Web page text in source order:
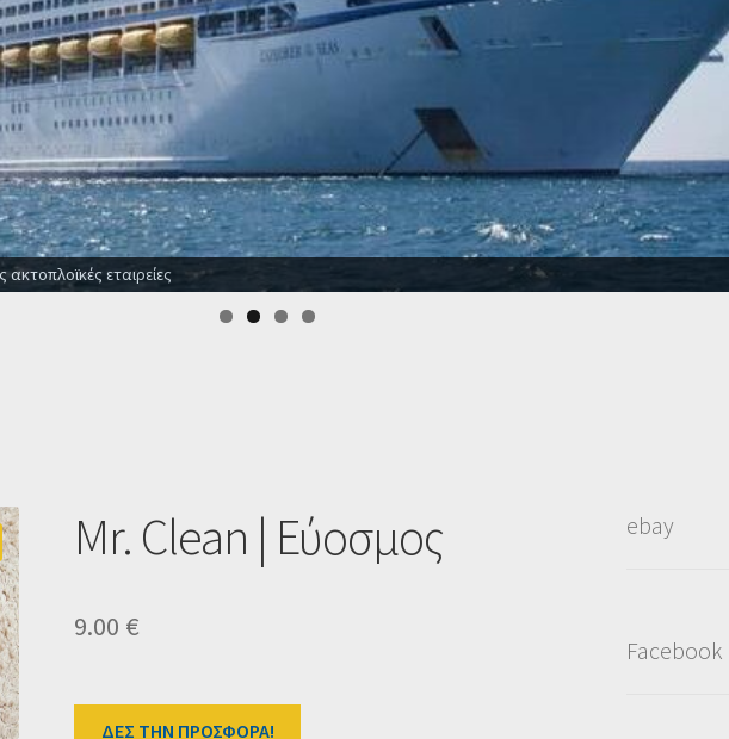
Οι καλύτερες προσφορές σε ξενοδοχεία για όλο το χρόνο
Mr. Clean | Εύοσμος
9.00 €
ΔΕΣ ΤΗΝ ΠΡΟΣΦΟΡΑ!
ebay
Facebook